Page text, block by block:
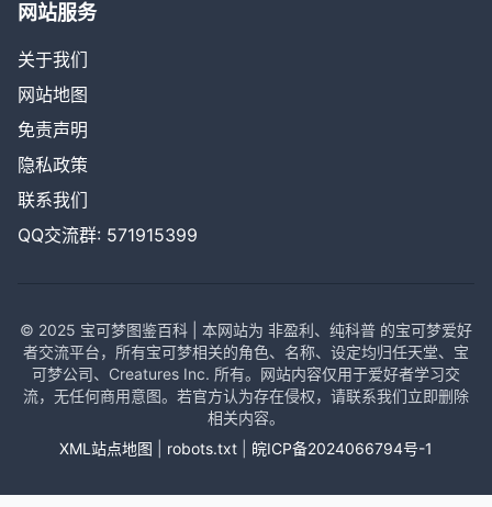
网站服务
关于我们
网站地图
免责声明
隐私政策
联系我们
QQ交流群: 571915399
© 2025 宝可梦图鉴百科 | 本网站为 非盈利、纯科普 的宝可梦爱好
者交流平台，所有宝可梦相关的角色、名称、设定均归任天堂、宝
可梦公司、Creatures Inc. 所有。网站内容仅用于爱好者学习交
流，无任何商用意图。若官方认为存在侵权，请联系我们立即删除
相关内容。
XML站点地图
robots.txt 皖ICP备2024066794号-1